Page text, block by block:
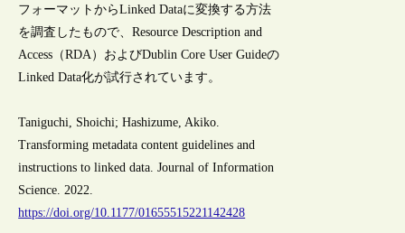
フォーマットからLinked Dataに変換する方法
を調査したもので、Resource Description and
Access（RDA）およびDublin Core User Guideの
Linked Data化が試行されています。
Taniguchi, Shoichi; Hashizume, Akiko.
Transforming metadata content guidelines and
instructions to linked data. Journal of Information
Science. 2022.
https://doi.org/10.1177/01655515221142428